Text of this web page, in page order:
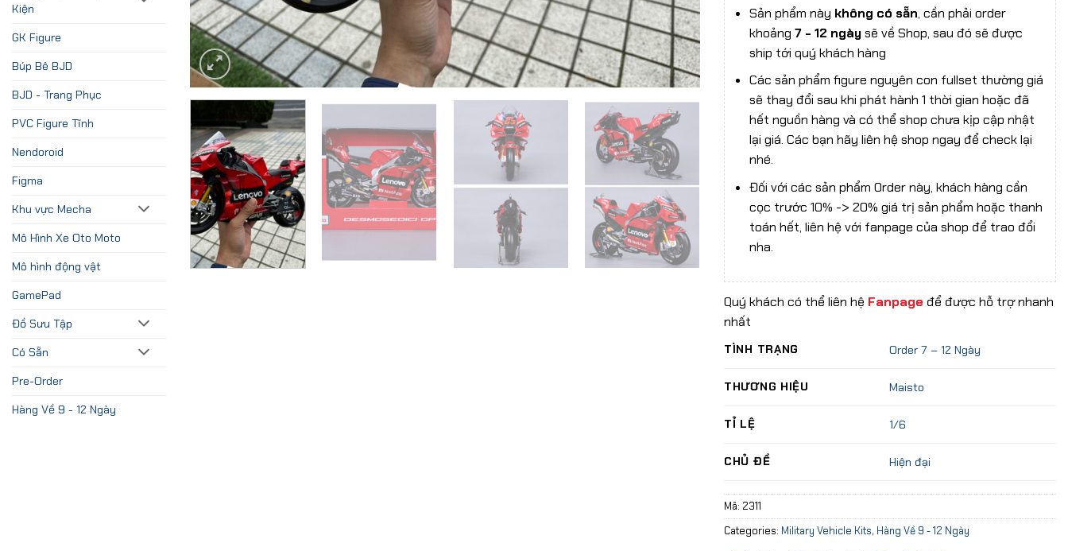
Kiện
GK Figure
Búp Bê BJD
BJD - Trang Phục
PVC Figure Tĩnh
Nendoroid
Figma
Khu vực Mecha
Mô Hình Xe Oto Moto
Mô hình động vật
GamePad
Đồ Sưu Tập
Có Sẵn
Pre-Order
Hàng Về 9 - 12 Ngày
Sản phẩm này không có sẵn, cần phải order
khoảng 7 - 12 ngàysẽ về Shop, sau đó sẽ được
ship tới quý khách hàng
Các sản phẩm figure nguyên con fullset thường giá
sẽ thay đổi sau khi phát hành 1 thời gian hoặc đã
hết nguồn hàng và có thể shop chưa kịp cập nhật
lại giá. Các bạn hãy liên hệ shop ngay để check lại
nhé.
Đối với các sản phẩm Order này, khách hàng cần
cọc trước 10% -> 20% giá trị sản phẩm hoặc thanh
toán hết, liên hệ với fanpage của shop để trao đổi
nha.
Quý khách có thể liên hệ Fanpage để được hỗ trợ nhanh
nhất
TÌNH TRẠNG Order 7 – 12 Ngày
THƯƠNG HIỆU Maisto
TỈ LỆ 1/6
CHỦ ĐỀ Hiện đại
Mã: 2311
Categories: Military Vehicle Kits, Hàng Về 9 - 12 Ngày